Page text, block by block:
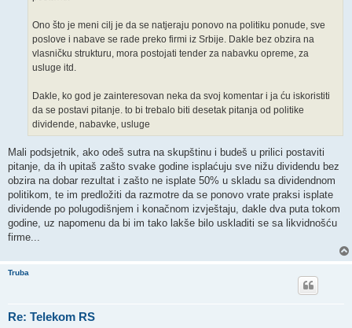
Ono što je meni cilj je da se natjeraju ponovo na politiku ponude, sve
poslove i nabave se rade preko firmi iz Srbije. Dakle bez obzira na
vlasničku strukturu, mora postojati tender za nabavku opreme, za
usluge itd.
Dakle, ko god je zainteresovan neka da svoj komentar i ja ću iskoristiti
da se postavi pitanje. to bi trebalo biti desetak pitanja od politike
dividende, nabavke, usluge
Mali podsjetnik, ako odeš sutra na skupštinu i budeš u prilici postaviti
pitanje, da ih upitaš zašto svake godine isplaćuju sve nižu dividendu bez
obzira na dobar rezultat i zašto ne isplate 50% u skladu sa dividendnom
politikom, te im predložiti da razmotre da se ponovo vrate praksi isplate
dividende po polugodišnjem i konačnom izvještaju, dakle dva puta tokom
godine, uz napomenu da bi im tako lakše bilo uskladiti se sa likvidnošću
firme...
Truba
Re: Telekom RS